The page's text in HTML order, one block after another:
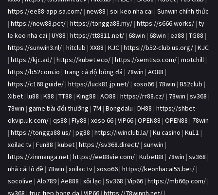
https://ee88-app.sa.com/ | new88 | soi keo nha cai | Sunwin chính thức
| https://new88.pet/ | https://tongga88.my/ | https://s666.works/ | ty
le keo nha cai | UY88 | https://tt8811.net/ | 68win | 68win | ea88 | TG88 |
https://sunwin3.nl/ | hitclub | XX88 | KJC | https://b52-club.us.org/ | KJC
| https://kjc.ad/ | https://kubet.eco/ | https://xemtiso.com/ | motchill |
https://b52com.io | trang cá độ bóng đá | 78win | AO88 |
https://c168.guide/ | https://luck81.jp.net/ | xoso66 | 78win | B52club |
Xibet | lu88 | K88 | TT88 | King88 | AO88 | https://rr88.cz/ | 78win | sv368 |
78win | game bài đổi thưởng | 7M | Bongdalu | DH88 | https://shbet-
okvip.uk.com/ | qs88 | Fly88 | xoso 66 | VIP66 | OPEN88 | OPEN88 | 78win
| https://tongga88.us/ | pg88 | https://iwinclub.la/ | Ku casino | Ku11 |
xoilac tv | Fun88 | kubet | https://sv368.direct/ | sunwin |
https://zinmanga.net | https://ee88vie.com/ | Kubet88 | 78win | sv368 |
nhà cái lô đề | 78win | xoilac tv | xoso66 | https://keonhacai55.bet/ |
socolive | Alo789 | Ae888 | xôi lạc | Sv368 | Vip66 | https://mb66p.com/ |
sv368 | truc tiep bong da | VIP66 | https://78winnh.net/ |